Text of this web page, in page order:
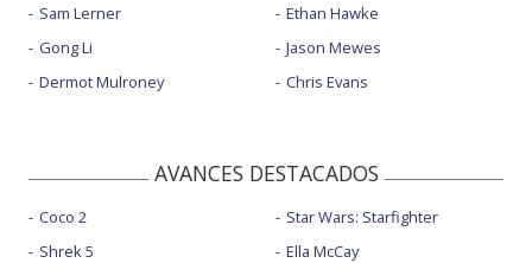
Sam Lerner
Gong Li
Dermot Mulroney
Ethan Hawke
Jason Mewes
Chris Evans
AVANCES DESTACADOS
Coco 2
Shrek 5
Star Wars: Starfighter
Ella McCay